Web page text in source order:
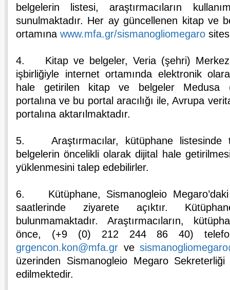
belgelerin listesi, araştırmacıların
sunulmaktadır. Her ay güncellenen kitap ve
ortamınawww.mfa.gr/sismanogliomegaro
4. Kitap ve belgeler, Veria (şehri) Merkez
işbirliğiyle internet ortamında elektronik
hale getirilen kitap ve belgeler Medusa
portalına ve bu portal aracılığı ile, Avrupa
portalına aktarılmaktadır.
5. Araştırmacılar, kütüphane listesinde
belgelerin öncelikli olarak dijital hale
yüklenmesini talep edebilirler.
6. Kütüphane, Sismanogleio Megaro’daki
saatlerinde ziyarete açıktır.
bulunmamaktadır. Araştırmacıların,
önce, (+9 (0) 212 244 86 40) telefon
grgencon.kon@mfa.gr ve
üzerinden Sismanogleio Megaro
edilmektedir.